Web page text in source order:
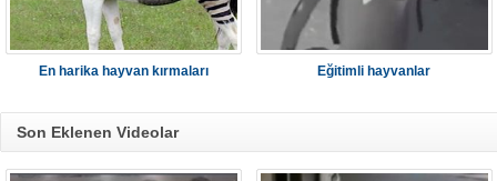
En harika hayvan kırmaları Eğitimli hayvanlar
Son Eklenen Videolar